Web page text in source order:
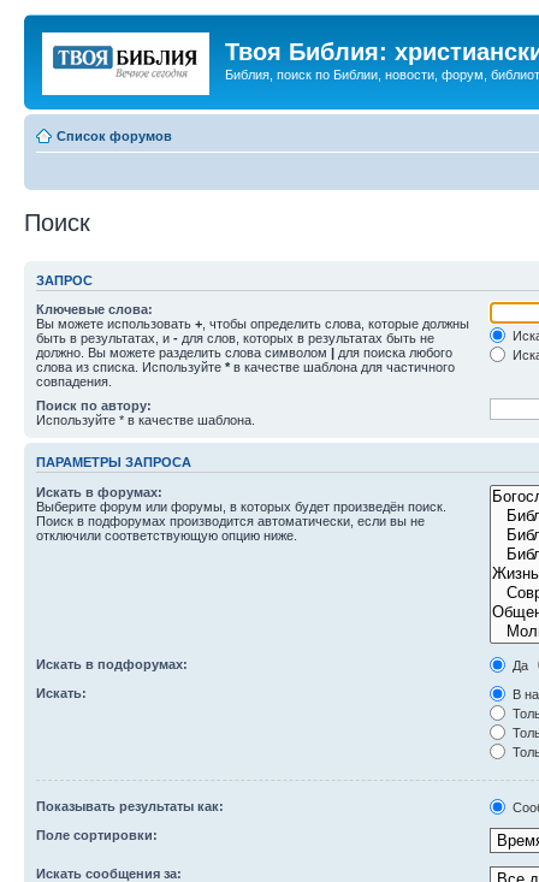
Твоя Библия:
Библия, поиск по Библии, новости, форум,
Список форумов
Поиск
ЗАПРОС
Ключевые слова:
Вы можете использовать + , чтобы определить слова, которые должны
быть в результатах, и - для слов, которых в результатах быть не
должно. Вы можете разделить слова символом | для поиска любого
слова из списка. Используйте * в качестве шаблона для частичного
совпадения.
Поиск по автору:
Используйте * в качестве шаблона.
ПАРАМЕТРЫ ЗАПРОСА
Искать в форумах:
Выберите форум или форумы, в которых будет произведён поиск.
Поиск в подфорумах производится автоматически, если вы не
отключили соответствующую опцию ниже.
Искать в подфорумах:
Да
Искать:
В
Показывать результаты как:
Поле сортировки:
Искать сообщения за: